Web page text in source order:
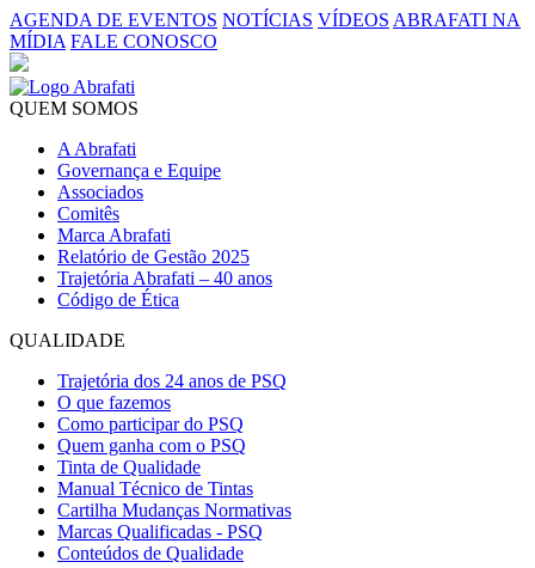
AGENDA DE EVENTOS NOTÍCIAS VÍDEOS ABRAFATI NA
MÍDIA FALE CONOSCO
QUEM SOMOS
A Abrafati
Governança e Equipe
Associados
Comitês
Marca Abrafati
Relatório de Gestão 2025
Trajetória Abrafati – 40 anos
Código de Ética
QUALIDADE
Trajetória dos 24 anos de PSQ
O que fazemos
Como participar do PSQ
Quem ganha com o PSQ
Tinta de Qualidade
Manual Técnico de Tintas
Cartilha Mudanças Normativas
Marcas Qualificadas - PSQ
Conteúdos de Qualidade